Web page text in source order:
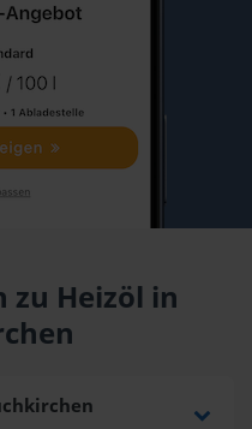
zu Heizöl in